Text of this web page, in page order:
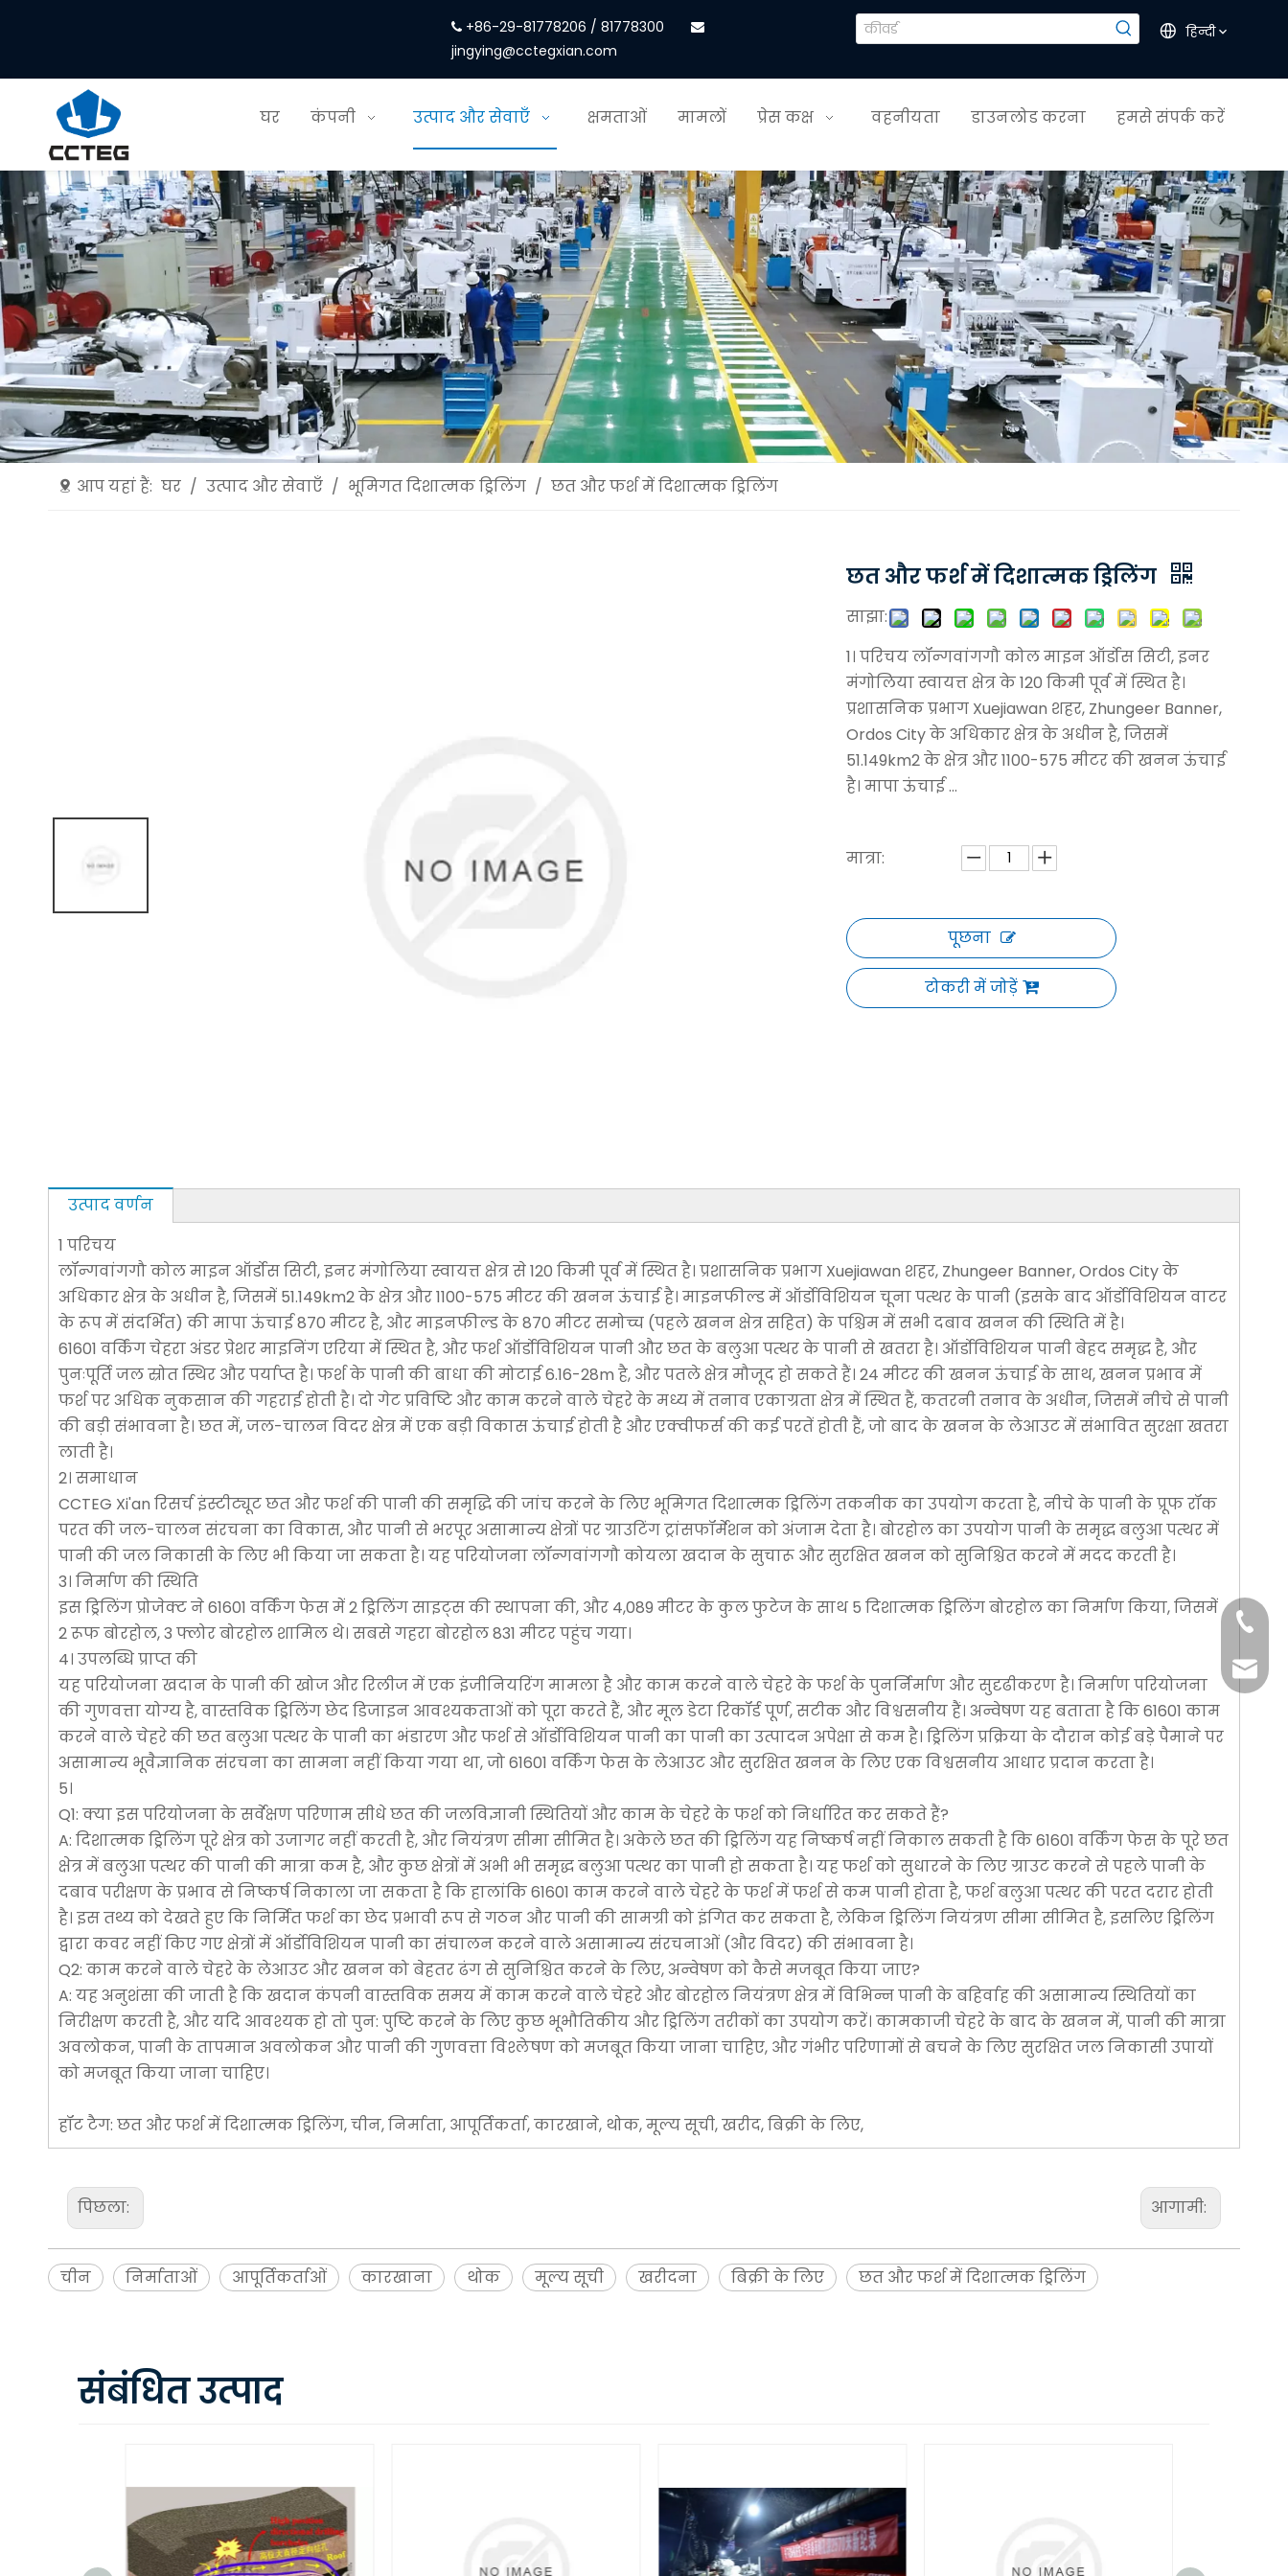
 +86-29-81778206 / 81778300
jingying@cctegxian.com
हिन्दी
घर कंपनी उत्पाद और सेवाएँ क्षमताओं मामलों प्रेस कक्ष वहनीयता डाउनलोड करना हमसे संपर्क करें
आप यहां हैं: घर / उत्पाद और सेवाएँ / भूमिगत दिशात्मक ड्रिलिंग / छत और फर्श में दिशात्मक ड्रिलिंग
छत और फर्श में दिशात्मक ड्रिलिंग
साझा:
1। परिचय लॉन्गवांगगौ कोल माइन ऑर्डोस सिटी, इनर
मंगोलिया स्वायत्त क्षेत्र के 120 किमी पूर्व में स्थित है।
प्रशासनिक प्रभाग Xuejiawan शहर, Zhungeer Banner,
Ordos City के अधिकार क्षेत्र के अधीन है, जिसमें
51.149km2 के क्षेत्र और 1100-575 मीटर की खनन ऊंचाई
है। मापा ऊंचाई ...
मात्रा:
पूछना
टोकरी में जोड़ें
उत्पाद वर्णन
1 परिचय
लॉन्गवांगगौ कोल माइन ऑर्डोस सिटी, इनर मंगोलिया स्वायत्त क्षेत्र से 120 किमी पूर्व में स्थित है। प्रशासनिक प्रभाग Xuejiawan शहर, Zhungeer Banner, Ordos City के
अधिकार क्षेत्र के अधीन है, जिसमें 51.149km2 के क्षेत्र और 1100-575 मीटर की खनन ऊंचाई है। माइनफील्ड में ऑर्डोविशियन चूना पत्थर के पानी (इसके बाद ऑर्डोविशियन वाटर
के रूप में संदर्भित) की मापा ऊंचाई 870 मीटर है, और माइनफील्ड के 870 मीटर समोच्च (पहले खनन क्षेत्र सहित) के पश्चिम में सभी दबाव खनन की स्थिति में है।
61601 वर्किंग चेहरा अंडर प्रेशर माइनिंग एरिया में स्थित है, और फर्श ऑर्डोविशियन पानी और छत के बलुआ पत्थर के पानी से खतरा है। ऑर्डोविशियन पानी बेहद समृद्ध है, और
पुनःपूर्ति जल स्रोत स्थिर और पर्याप्त है। फर्श के पानी की बाधा की मोटाई 6.16-28m है, और पतले क्षेत्र मौजूद हो सकते हैं। 24 मीटर की खनन ऊंचाई के साथ, खनन प्रभाव में
फर्श पर अधिक नुकसान की गहराई होती है। दो गेट प्रविष्टि और काम करने वाले चेहरे के मध्य में तनाव एकाग्रता क्षेत्र में स्थित हैं, कतरनी तनाव के अधीन, जिसमें नीचे से पानी
की बड़ी संभावना है। छत में, जल-चालन विदर क्षेत्र में एक बड़ी विकास ऊंचाई होती है और एक्वीफर्स की कई परतें होती हैं, जो बाद के खनन के लेआउट में संभावित सुरक्षा खतरा
लाती है।
2। समाधान
CCTEG Xi'an रिसर्च इंस्टीट्यूट छत और फर्श की पानी की समृद्धि की जांच करने के लिए भूमिगत दिशात्मक ड्रिलिंग तकनीक का उपयोग करता है, नीचे के पानी के प्रूफ रॉक
परत की जल-चालन संरचना का विकास, और पानी से भरपूर असामान्य क्षेत्रों पर ग्राउटिंग ट्रांसफॉर्मेशन को अंजाम देता है। बोरहोल का उपयोग पानी के समृद्ध बलुआ पत्थर में
पानी की जल निकासी के लिए भी किया जा सकता है। यह परियोजना लॉन्गवांगगौ कोयला खदान के सुचारू और सुरक्षित खनन को सुनिश्चित करने में मदद करती है।
3। निर्माण की स्थिति
इस ड्रिलिंग प्रोजेक्ट ने 61601 वर्किंग फेस में 2 ड्रिलिंग साइट्स की स्थापना की, और 4,089 मीटर के कुल फुटेज के साथ 5 दिशात्मक ड्रिलिंग बोरहोल का निर्माण किया, जिसमें
2 रूफ बोरहोल, 3 फ्लोर बोरहोल शामिल थे। सबसे गहरा बोरहोल 831 मीटर पहुंच गया।
4। उपलब्धि प्राप्त की
यह परियोजना खदान के पानी की खोज और रिलीज में एक इंजीनियरिंग मामला है और काम करने वाले चेहरे के फर्श के पुनर्निर्माण और सुदृढीकरण है। निर्माण परियोजना
की गुणवत्ता योग्य है, वास्तविक ड्रिलिंग छेद डिजाइन आवश्यकताओं को पूरा करते हैं, और मूल डेटा रिकॉर्ड पूर्ण, सटीक और विश्वसनीय हैं। अन्वेषण यह बताता है कि 61601 काम
करने वाले चेहरे की छत बलुआ पत्थर के पानी का भंडारण और फर्श से ऑर्डोविशियन पानी का पानी का उत्पादन अपेक्षा से कम है। ड्रिलिंग प्रक्रिया के दौरान कोई बड़े पैमाने पर
असामान्य भूवैज्ञानिक संरचना का सामना नहीं किया गया था, जो 61601 वर्किंग फेस के लेआउट और सुरक्षित खनन के लिए एक विश्वसनीय आधार प्रदान करता है।
5।
Q1: क्या इस परियोजना के सर्वेक्षण परिणाम सीधे छत की जलविज्ञानी स्थितियों और काम के चेहरे के फर्श को निर्धारित कर सकते हैं?
A: दिशात्मक ड्रिलिंग पूरे क्षेत्र को उजागर नहीं करती है, और नियंत्रण सीमा सीमित है। अकेले छत की ड्रिलिंग यह निष्कर्ष नहीं निकाल सकती है कि 61601 वर्किंग फेस के पूरे छत
क्षेत्र में बलुआ पत्थर की पानी की मात्रा कम है, और कुछ क्षेत्रों में अभी भी समृद्ध बलुआ पत्थर का पानी हो सकता है। यह फर्श को सुधारने के लिए ग्राउट करने से पहले पानी के
दबाव परीक्षण के प्रभाव से निष्कर्ष निकाला जा सकता है कि हालांकि 61601 काम करने वाले चेहरे के फर्श में फर्श से कम पानी होता है, फर्श बलुआ पत्थर की परत दरार होती
है। इस तथ्य को देखते हुए कि निर्मित फर्श का छेद प्रभावी रूप से गठन और पानी की सामग्री को इंगित कर सकता है, लेकिन ड्रिलिंग नियंत्रण सीमा सीमित है, इसलिए ड्रिलिंग
द्वारा कवर नहीं किए गए क्षेत्रों में ऑर्डोविशियन पानी का संचालन करने वाले असामान्य संरचनाओं (और विदर) की संभावना है।
Q2: काम करने वाले चेहरे के लेआउट और खनन को बेहतर ढंग से सुनिश्चित करने के लिए, अन्वेषण को कैसे मजबूत किया जाए?
A: यह अनुशंसा की जाती है कि खदान कंपनी वास्तविक समय में काम करने वाले चेहरे और बोरहोल नियंत्रण क्षेत्र में विभिन्न पानी के बहिर्वाह की असामान्य स्थितियों का
निरीक्षण करती है, और यदि आवश्यक हो तो पुन: पुष्टि करने के लिए कुछ भूभौतिकीय और ड्रिलिंग तरीकों का उपयोग करें। कामकाजी चेहरे के बाद के खनन में, पानी की मात्रा
अवलोकन, पानी के तापमान अवलोकन और पानी की गुणवत्ता विश्लेषण को मजबूत किया जाना चाहिए, और गंभीर परिणामों से बचने के लिए सुरक्षित जल निकासी उपायों
को मजबूत किया जाना चाहिए।
हॉट टैग: छत और फर्श में दिशात्मक ड्रिलिंग, चीन, निर्माता, आपूर्तिकर्ता, कारखाने, थोक, मूल्य सूची, खरीद, बिक्री के लिए,
पिछला: आगामी:
चीन निर्माताओं आपूर्तिकर्ताओं कारखाना थोक मूल्य सूची खरीदना बिक्री के लिए छत और फर्श में दिशात्मक ड्रिलिंग
संबंधित उत्पाद
+86-
+86-